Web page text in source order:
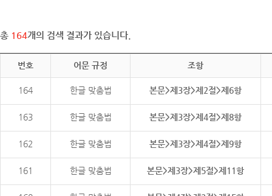
총 164개의 검색 결과가 있습니다.
번호 어문 규정 조항
164 한글 맞춤법 본문>제3장>제2절>제6항
163 한글 맞춤법 본문>제3장>제4절>제8항
162 한글 맞춤법 본문>제3장>제4절>제9항
161 한글 맞춤법 본문>제3장>제5절>제11항